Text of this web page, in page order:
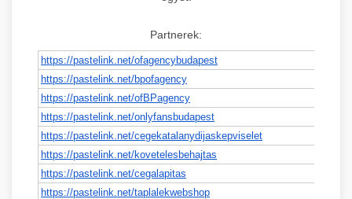
Partnerek:
https://pastelink.net/ofagencybudapest
https://pastelink.net/bpofagency
https://pastelink.net/ofBPagency
https://pastelink.net/onlyfansbudapest
https://pastelink.net/cegekatalanydijaskepviselet
https://pastelink.net/kovetelesbehajtas
https://pastelink.net/cegalapitas
https://pastelink.net/taplalekwebshop